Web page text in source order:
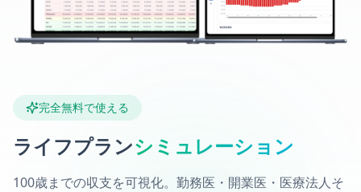
完全無料で使える
ライフプランシミュレーション
100歳までの収支を可視化。勤務医・開業医・医療法人そ